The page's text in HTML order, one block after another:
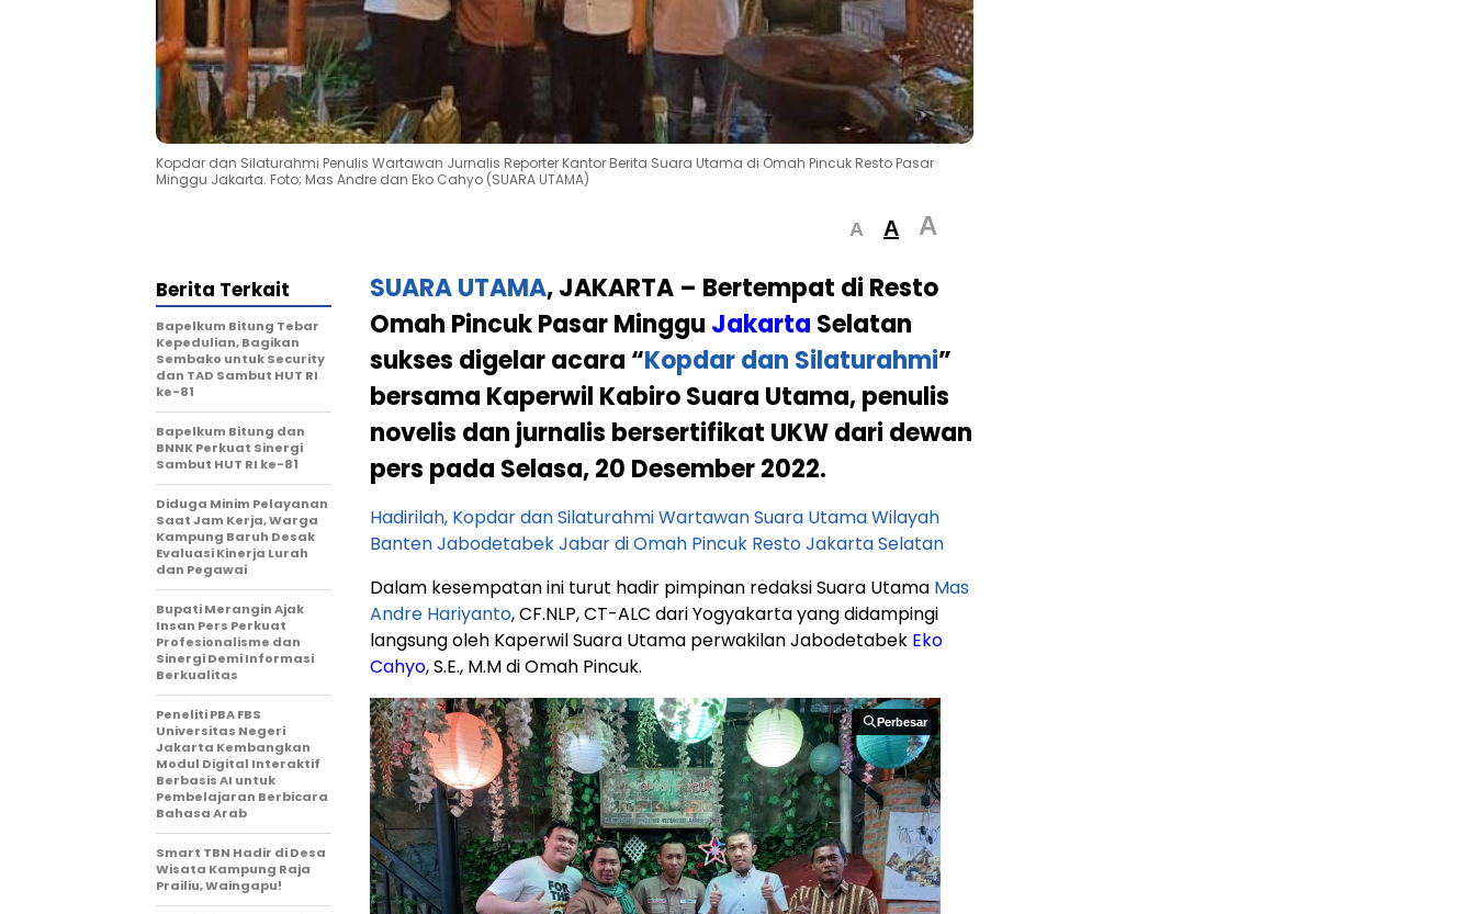
Kopdar dan Silaturahmi Penulis Wartawan Jurnalis Reporter Kantor Berita Suara Utama di Omah Pincuk Resto Pasar
Minggu Jakarta. Foto; Mas Andre dan Eko Cahyo (SUARA UTAMA)
A A A
SUARA UTAMA, JAKARTA – Bertempat di Resto
Omah Pincuk Pasar Minggu Jakarta Selatan
sukses digelar acara “Kopdar dan Silaturahmi”
bersama Kaperwil Kabiro Suara Utama, penulis
novelis dan jurnalis bersertifikat UKW dari dewan
pers pada Selasa, 20 Desember 2022.
Hadirilah, Kopdar dan Silaturahmi Wartawan Suara Utama Wilayah
Banten Jabodetabek Jabar di Omah Pincuk Resto Jakarta Selatan
Dalam kesempatan ini turut hadir pimpinan redaksi Suara Utama Mas
Andre Hariyanto, CF.NLP, CT-ALC dari Yogyakarta yang didampingi
langsung oleh Kaperwil Suara Utama perwakilan Jabodetabek Eko
Cahyo, S.E., M.M di Omah Pincuk.
Perbesar
Perbesar
Berita Terkait
Bapelkum Bitung Tebar
Kepedulian, Bagikan
Sembako untuk Security
dan TAD Sambut HUT RI
ke-81
Bapelkum Bitung dan
BNNK Perkuat Sinergi
Sambut HUT RI ke-81
Diduga Minim Pelayanan
Saat Jam Kerja, Warga
Kampung Baruh Desak
Evaluasi Kinerja Lurah
dan Pegawai
Bupati Merangin Ajak
Insan Pers Perkuat
Profesionalisme dan
Sinergi Demi Informasi
Berkualitas
Peneliti PBA FBS
Universitas Negeri
Jakarta Kembangkan
Modul Digital Interaktif
Berbasis AI untuk
Pembelajaran Berbicara
Bahasa Arab
Smart TBN Hadir di Desa
Wisata Kampung Raja
Prailiu, Waingapu!